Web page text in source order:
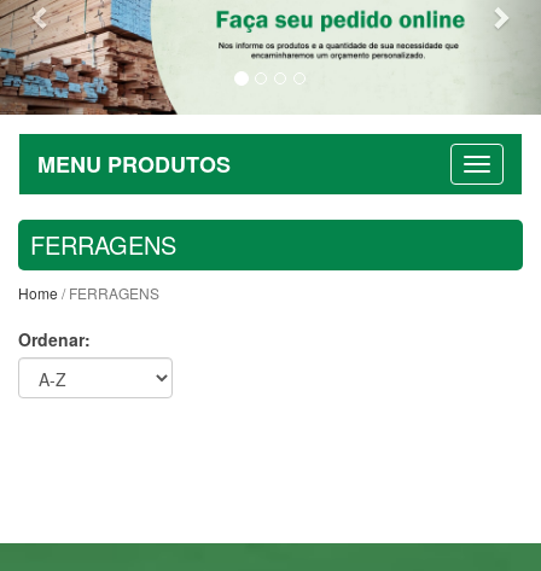
MENU PRODUTOS
FERRAGENS
Home / FERRAGENS
Ordenar: